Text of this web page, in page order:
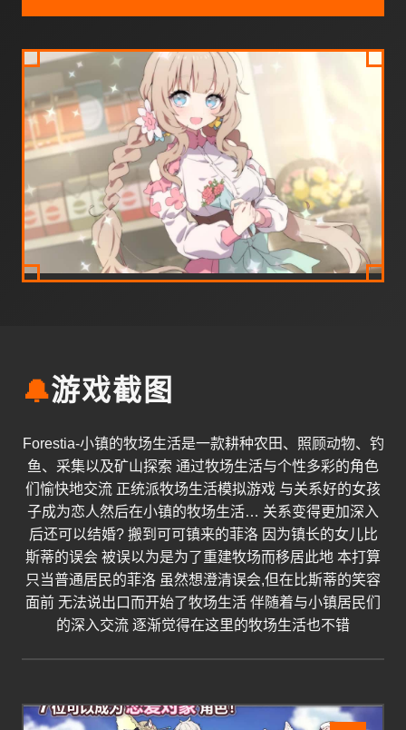
🔔游戏截图
Forestia-小镇的牧场生活是一款耕种农田、照顾动物、钓
鱼、采集以及矿山探索 通过牧场生活与个性多彩的角色
们愉快地交流 正统派牧场生活模拟游戏 与关系好的女孩
子成为恋人然后在小镇的牧场生活… 关系变得更加深入
后还可以结婚? 搬到可可镇来的菲洛 因为镇长的女儿比
斯蒂的误会 被误以为是为了重建牧场而移居此地 本打算
只当普通居民的菲洛 虽然想澄清误会,但在比斯蒂的笑容
面前 无法说出口而开始了牧场生活 伴随着与小镇居民们
的深入交流 逐渐觉得在这里的牧场生活也不错